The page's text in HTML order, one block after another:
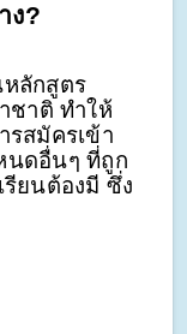
ง?
หลักสูตร
ชาติ ทำให้
สมัครเข้า
นดอื่นๆ ที่ถูก
ยนต้องมี ซึ่ง